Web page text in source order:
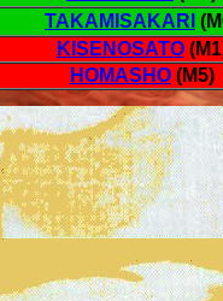
TAKAMISAKARI
KISENOSATO
HOMASHO(M5)